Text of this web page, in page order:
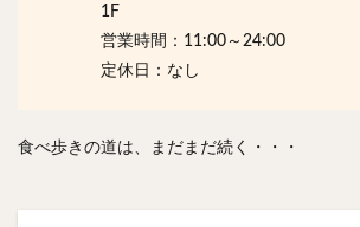
1F
営業時間：11:00～24:00
定休日：なし
食べ歩きの道は、まだまだ続く・・・